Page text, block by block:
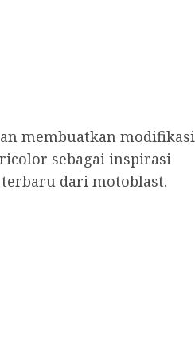
membuatkan modifikasi
sebagai inspirasi
dari motoblast.